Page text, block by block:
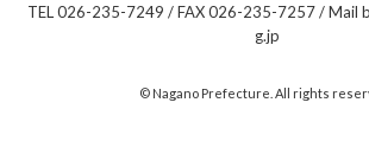
TEL 026-235-7249 / FAX 026-235-7257 / Mail
g.jp
© Nagano Prefecture. All rights